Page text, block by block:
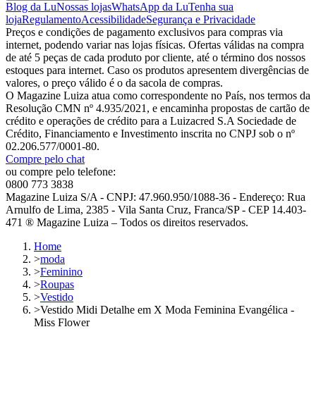
Blog da LuNossas lojasWhatsApp da LuTenha sua
lojaRegulamentoAcessibilidadeSegurança e Privacidade
Preços e condições de pagamento exclusivos para compras via
internet, podendo variar nas lojas físicas. Ofertas válidas na compra
de até 5 peças de cada produto por cliente, até o término dos nossos
estoques para internet. Caso os produtos apresentem divergências de
valores, o preço válido é o da sacola de compras.
O Magazine Luiza atua como correspondente no País, nos termos da
Resolução CMN nº 4.935/2021, e encaminha propostas de cartão de
crédito e operações de crédito para a Luizacred S.A Sociedade de
Crédito, Financiamento e Investimento inscrita no CNPJ sob o nº
02.206.577/0001-80.
Compre pelo chat
ou compre pelo telefone:
0800 773 3838
Magazine Luiza S/A - CNPJ: 47.960.950/1088-36 - Endereço: Rua
Arnulfo de Lima, 2385 - Vila Santa Cruz, Franca/SP - CEP 14.403-
471 ® Magazine Luiza – Todos os direitos reservados.
Home
>moda
>Feminino
>Roupas
>Vestido
>Vestido Midi Detalhe em X Moda Feminina Evangélica -
Miss Flower